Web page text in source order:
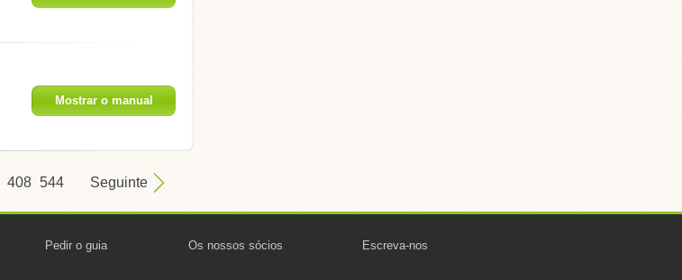
Mostrar o manual
408 544 Seguinte
Pedir o guia Os nossos sócios Escreva-nos